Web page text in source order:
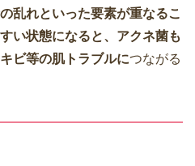
乱れといった要素が重なるこ
い状態になると、アクネ菌も
ビ等の肌トラブルにつながる